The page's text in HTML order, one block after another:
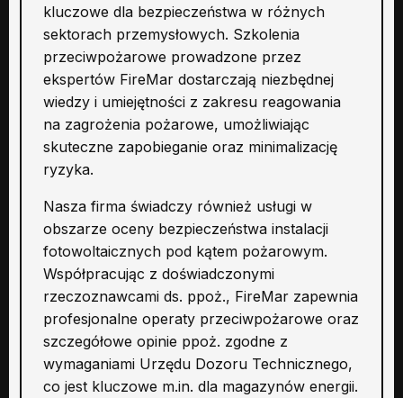
kluczowe dla bezpieczeństwa w różnych
sektorach przemysłowych. Szkolenia
przeciwpożarowe prowadzone przez
ekspertów FireMar dostarczają niezbędnej
wiedzy i umiejętności z zakresu reagowania
na zagrożenia pożarowe, umożliwiając
skuteczne zapobieganie oraz minimalizację
ryzyka.
Nasza firma świadczy również usługi w
obszarze oceny bezpieczeństwa instalacji
fotowoltaicznych pod kątem pożarowym.
Współpracując z doświadczonymi
rzeczoznawcami ds. ppoż., FireMar zapewnia
profesjonalne operaty przeciwpożarowe oraz
szczegółowe opinie ppoż. zgodne z
wymaganiami Urzędu Dozoru Technicznego,
co jest kluczowe m.in. dla magazynów energii.